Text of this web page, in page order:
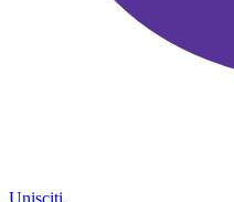
Unisciti